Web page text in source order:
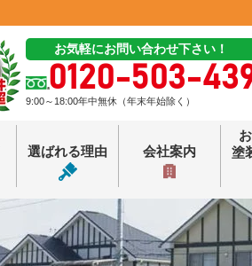
お気軽にお問い合わせ下さい！
0120-503-
9:00～18:00年中無休（年末年始除く）
選ばれる理由 会社案内
塗